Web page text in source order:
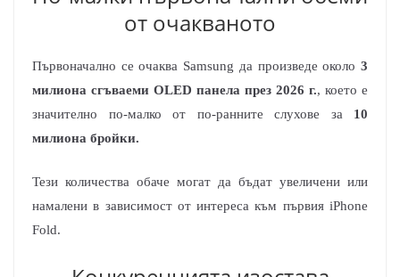
от очакваното
Първоначално се очаква Samsung да произведе около 3
милиона сгъваеми OLED панела през 2026 г., което е
значително по-малко от по-ранните слухове за 10
милиона бройки.
Тези количества обаче могат да бъдат увеличени или
намалени в зависимост от интереса към първия iPhone
Fold.